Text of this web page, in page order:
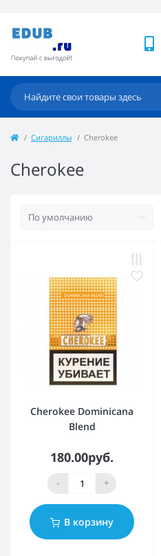
Сигариллы Cherokee
Cherokee
Cherokee Dominicana
Blend
180.00руб.
- +
В корзину